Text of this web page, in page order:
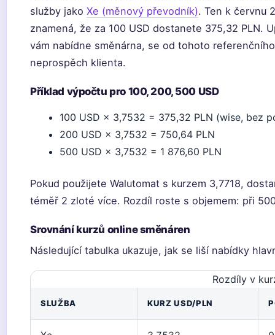
služby jako Xe (měnový převodník). Ten k červnu
znamená, že za 100 USD dostanete 375,32 PLN.
vám nabídne směnárna, se od tohoto
neprospěch klienta.
Příklad výpočtu pro 100, 200, 500 USD
100 USD × 3,7532 = 375,32 PLN (wise, bez
200 USD × 3,7532 = 750,64 PLN
500 USD × 3,7532 = 1 876,60 PLN
Pokud použijete Walutomat s kurzem 3,7718,
téměř 2 zloté více. Rozdíl roste s objemem: při
Srovnání kurzů online směnáren
Následující tabulka ukazuje, jak se liší nabídky
Rozdíly v
SLUŽBA KURZ USD/PLN